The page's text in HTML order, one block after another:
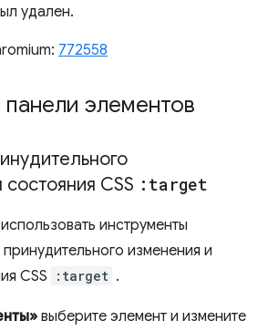
удален.
772558
элементов
CSS :target
инструменты
изменения и
CSS
:target .
выберите элемент и измените